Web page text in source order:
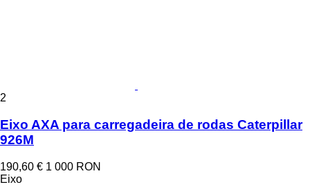
2
Eixo AXA para carregadeira de rodas Caterpillar
926M
190,60 € 1 000 RON
Eixo